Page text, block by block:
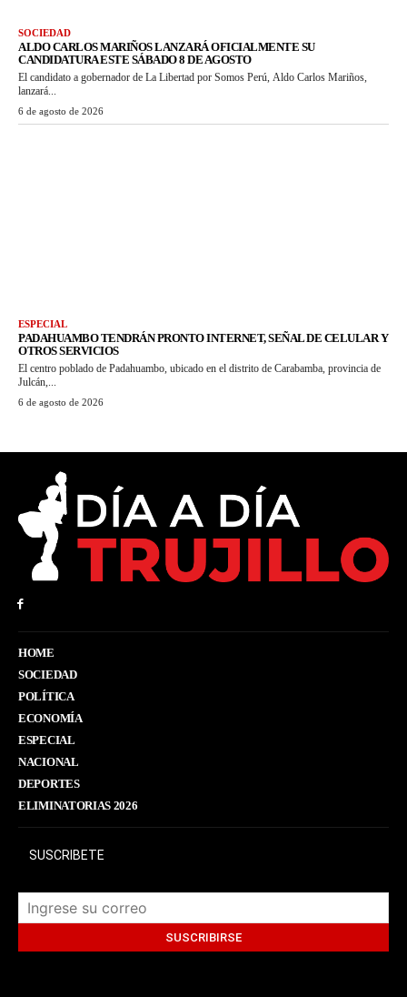
SOCIEDAD
ALDO CARLOS MARIÑOS LANZARÁ OFICIALMENTE SU
CANDIDATURA ESTE SÁBADO 8 DE AGOSTO
El candidato a gobernador de La Libertad por Somos Perú, Aldo Carlos Mariños,
lanzará...
6 de agosto de 2026
ESPECIAL
PADAHUAMBO TENDRÁN PRONTO INTERNET, SEÑAL DE CELULAR Y
OTROS SERVICIOS
El centro poblado de Padahuambo, ubicado en el distrito de Carabamba, provincia de
Julcán,...
6 de agosto de 2026
HOME
SOCIEDAD
POLÍTICA
ECONOMÍA
ESPECIAL
NACIONAL
DEPORTES
ELIMINATORIAS 2026
SUSCRIBETE